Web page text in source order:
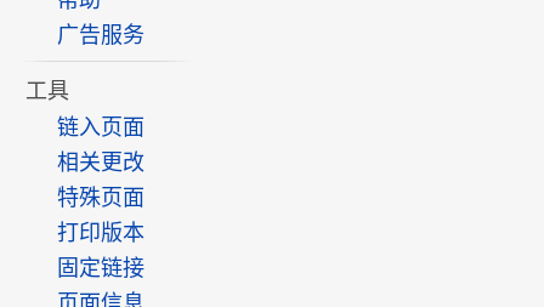
广告服务
工具
链入页面
相关更改
特殊页面
打印版本
固定链接